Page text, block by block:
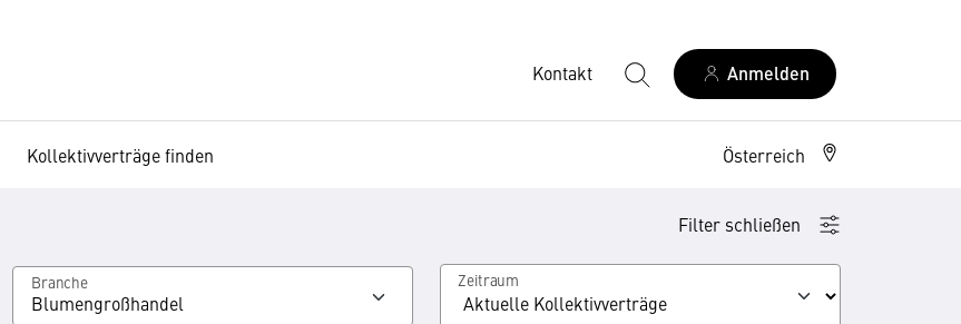
Kontakt Anmelden
Kollektivverträge finden Österreich
Filter schließen
Branche
Blumengroßhandel
Zeitraum